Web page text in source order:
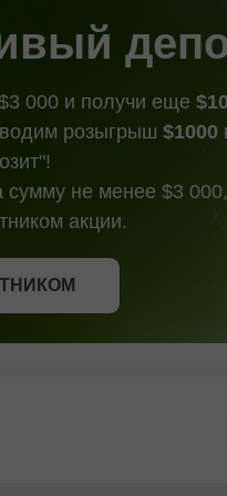
000 и получи еще
розыгрыш $1000
сумму не менее $3
акции.